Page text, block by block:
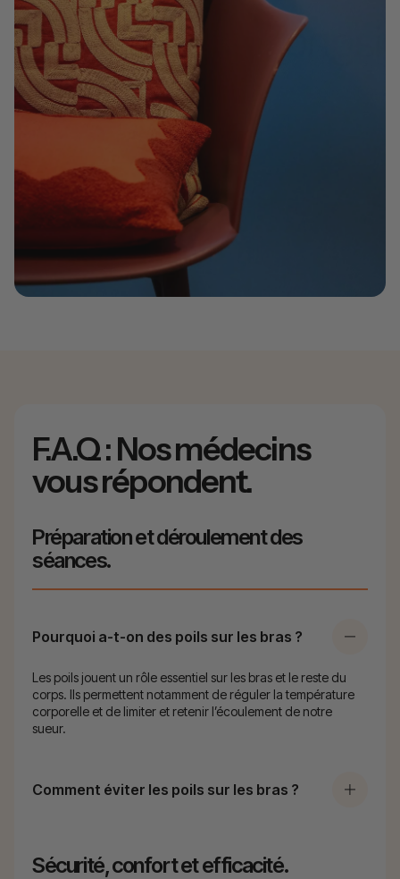
F.A.Q : Nos médecins
vous répondent.
Préparation et déroulement des
séances.
Pourquoi a-t-on des poils sur les bras ?
Les poils jouent un rôle essentiel sur les bras et le reste du
corps. Ils permettent notamment de réguler la température
corporelle et de limiter et retenir l’écoulement de notre
sueur.
Comment éviter les poils sur les bras ?
Sécurité, confort et efficacité.